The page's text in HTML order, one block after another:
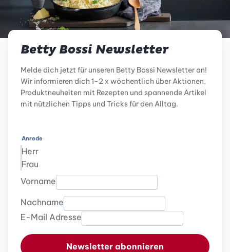
Betty Bossi Newsletter
Melde dich jetzt für unseren Betty Bossi Newsletter an!
Wir informieren dich 1-2 x wöchentlich über Aktionen,
Produktneuheiten mit Rezepten und spannende Artikel
mit nützlichen Tipps und Tricks für den Alltag.
Anrede
Herr
Frau
Vorname
Nachname
E-Mail Adresse
Newsletter abonnieren